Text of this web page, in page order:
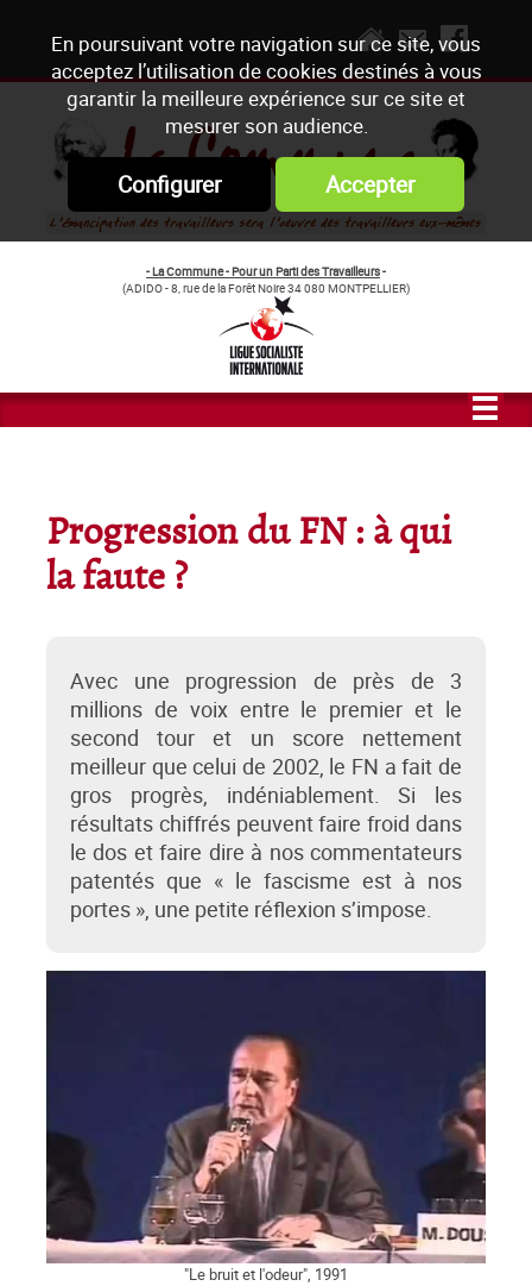
En poursuivant votre navigation sur ce site, vous
acceptez l’utilisation de cookies destinés à vous
garantir la meilleure expérience sur ce site et
mesurer son audience.
Configurer Accepter
- La Commune - Pour un Parti des Travailleurs-
(ADIDO - 8, rue de la Forêt Noire 34 080 MONTPELLIER)
Progression du FN : à qui
la faute ?
Avec une progression de près de 3
millions de voix entre le premier et le
second tour et un score nettement
meilleur que celui de 2002, le FN a fait de
gros progrès, indéniablement. Si les
résultats chiffrés peuvent faire froid dans
le dos et faire dire à nos commentateurs
patentés que « le fascisme est à nos
portes », une petite réflexion s’impose.
"Le bruit et l'odeur", 1991